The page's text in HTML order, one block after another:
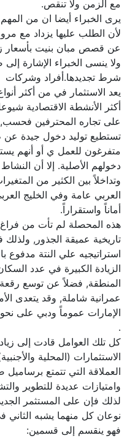
مع الزمن ولا تنقص.
يرى الخبراء أيضا ان من المهم
لأن الطلب عليها يزداد مع مرور
عن قصص مبان بنيت بأسعار
ولا ينسى الخبراء الإشارة إلى
شرط تجديدها.أفراد وشركات
يعد الاستثمار في من أكثر
أكثر الأنشطة الاقتصادية
على تجاره المحترفين فحسب,
تستطيع توليد دخول جيدة عن
متفرغون للعمل ي أو أنهم
دخولهم الأصلية. إلا أن
وتداخلاً بين الكثير من
العربي عامة وفي الخليج
أماناً واستقراراً.
هذه المحصلة لم تأت من فراغ,
تاريخية عميقة الجذور, ولذلك
استراتيجيه علي النتة مدفوع
الزيادة الكبيرة في عدد السكان
المنطقة, فضلاً عن توسع
عمرانية شاملة, وقد يتعدى
الإمارات عموماً ودبي على
كل تلك العوامل قادت إلى
الاستثمارات (المحلية
العملاقة التي تتمتع
وامتيازات عديدة للتطوير
لذلك فإن على المستثمر
نوعان كل منهما يشبه
فهو ينقسم إلى قسمين: